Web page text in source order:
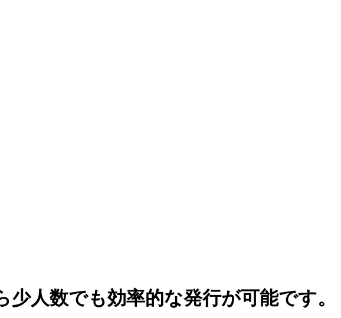
人数でも効率的な発行が可能です。